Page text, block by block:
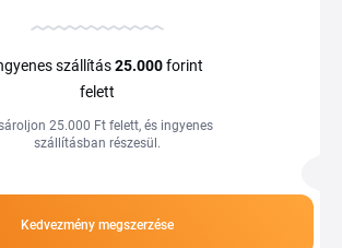
szállítás25.000forint
felett
25.000 Ft felett, és ingyenes
szállításban részesül.
Kedvezmény megszerzése